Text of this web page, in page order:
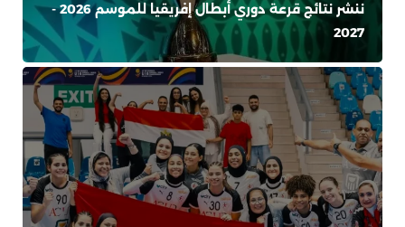
ننشر نتائج قرعة دوري أبطال إفريقيا للموسم 2026 -
2027